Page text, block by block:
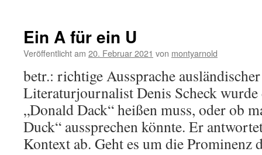
Ein A für ein U
Veröffentlicht am 20. Februar 2021 von montyarnold
betr.: richtige Aussprache
Literaturjournalist Denis Scheck wurde
„Donald Dack“ heißen muss, oder ob
Duck“ aussprechen könnte. Er
Kontext ab. Geht es um die